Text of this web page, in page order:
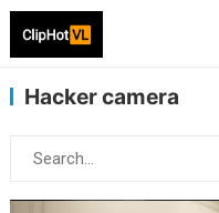
Hacker camera